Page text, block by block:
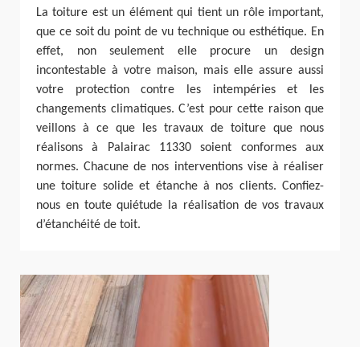
La toiture est un élément qui tient un rôle important,
que ce soit du point de vu technique ou esthétique. En
effet, non seulement elle procure un design
incontestable à votre maison, mais elle assure aussi
votre protection contre les intempéries et les
changements climatiques. C’est pour cette raison que
veillons à ce que les travaux de toiture que nous
réalisons à Palairac 11330 soient conformes aux
normes. Chacune de nos interventions vise à réaliser
une toiture solide et étanche à nos clients. Confiez-
nous en toute quiétude la réalisation de vos travaux
d’étanchéité de toit.